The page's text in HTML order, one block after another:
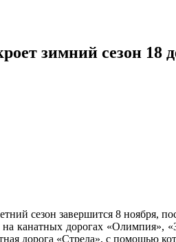
зимний сезон 18
сезон завершится 8 ноября,
на канатных дорогах
дорога «Стрела», с помощью